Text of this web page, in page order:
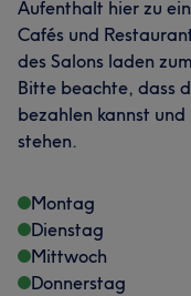
Aufenthalt hier zu
Cafés und
des Salons laden
Bitte beachte, dass
bezahlen kannst
stehen.
Montag
Dienstag
Mittwoch
Donnerstag